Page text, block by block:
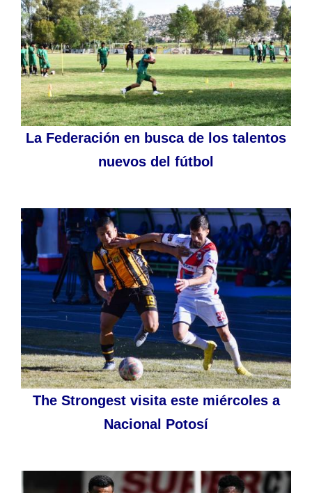
La Federación en busca de los talentos
nuevos del fútbol
The Strongest visita este miércoles a
Nacional Potosí